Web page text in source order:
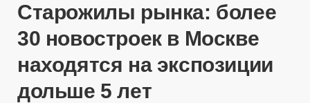
ЗАСТРОЙЩИКАМ
О КОМПАНИИ
Старожилы рынка: более
30 новостроек в Москве
находятся на экспозиции
дольше 5 лет